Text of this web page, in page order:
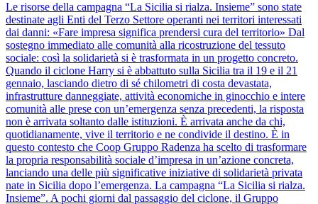
Le risorse della campagna “La Sicilia si rialza. Insieme” sono state
destinate agli Enti del Terzo Settore operanti nei territori interessati
dai danni: «Fare impresa significa prendersi cura del territorio» Dal
sostegno immediato alle comunità alla ricostruzione del tessuto
sociale: così la solidarietà si è trasformata in un progetto concreto.
Quando il ciclone Harry si è abbattuto sulla Sicilia tra il 19 e il 21
gennaio, lasciando dietro di sé chilometri di costa devastata,
infrastrutture danneggiate, attività economiche in ginocchio e intere
comunità alle prese con un’emergenza senza precedenti, la risposta
non è arrivata soltanto dalle istituzioni. È arrivata anche da chi,
quotidianamente, vive il territorio e ne condivide il destino. È in
questo contesto che Coop Gruppo Radenza ha scelto di trasformare
la propria responsabilità sociale d’impresa in un’azione concreta,
lanciando una delle più significative iniziative di solidarietà privata
nate in Sicilia dopo l’emergenza. La campagna “La Sicilia si rialza.
Insieme”. A pochi giorni dal passaggio del ciclone, il Gruppo